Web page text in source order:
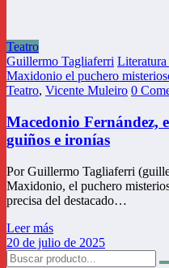
Teatro
Guillermo Tagliaferri Literatura
Maxidonio el puchero
Teatro, Vicente Muleiro 0
Macedonio Fernández,
guiños e ironías
Por Guillermo Tagliaferri
Maxidonio, el puchero
precisa del destacado…
Leer más
20 de julio de 2025